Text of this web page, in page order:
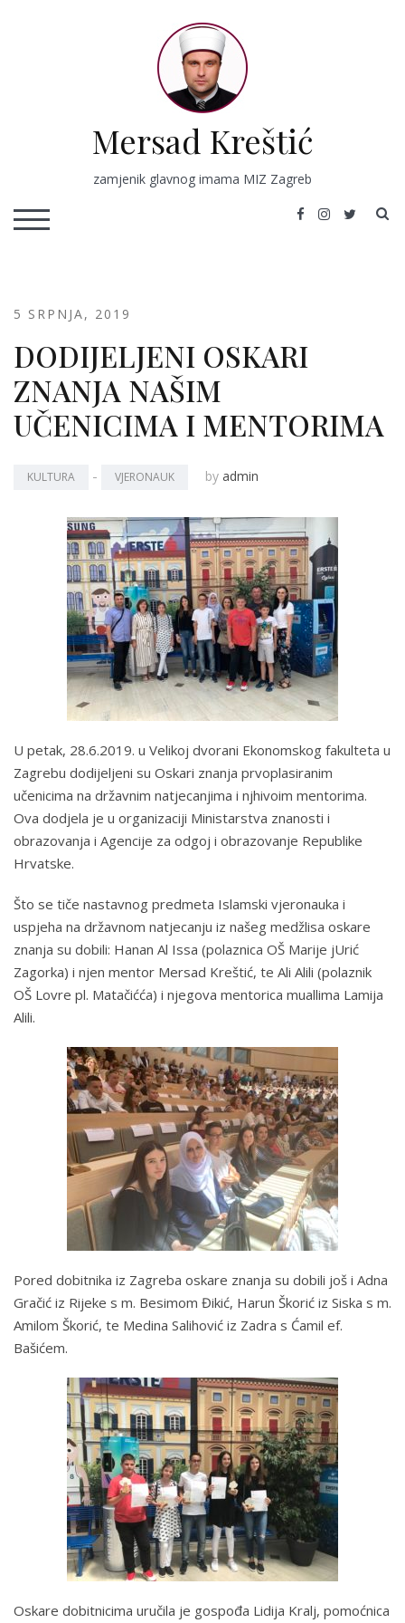
Mersad Kreštić
zamjenik glavnog imama MIZ Zagreb
TOGGLE MOBILE MENU
5 SRPNJA, 2019
DODIJELJENI OSKARI
ZNANJA NAŠIM
UČENICIMA I MENTORIMA
KULTURA - VJERONAUK by admin
U petak, 28.6.2019. u Velikoj dvorani Ekonomskog fakulteta u
Zagrebu dodijeljeni su Oskari znanja prvoplasiranim
učenicima na državnim natjecanjima i njhivoim mentorima.
Ova dodjela je u organizaciji Ministarstva znanosti i
obrazovanja i Agencije za odgoj i obrazovanje Republike
Hrvatske.
Što se tiče nastavnog predmeta Islamski vjeronauka i
uspjeha na državnom natjecanju iz našeg medžlisa oskare
znanja su dobili: Hanan Al Issa (polaznica OŠ Marije jUrić
Zagorka) i njen mentor Mersad Kreštić, te Ali Alili (polaznik
OŠ Lovre pl. Matačićća) i njegova mentorica muallima Lamija
Alili.
Pored dobitnika iz Zagreba oskare znanja su dobili još i Adna
Gračić iz Rijeke s m. Besimom Đikić, Harun Škorić iz Siska s m.
Amilom Škorić, te Medina Salihović iz Zadra s Ćamil ef.
Bašićem.
Oskare dobitnicima uručila je gospođa Lidija Kralj, pomoćnica